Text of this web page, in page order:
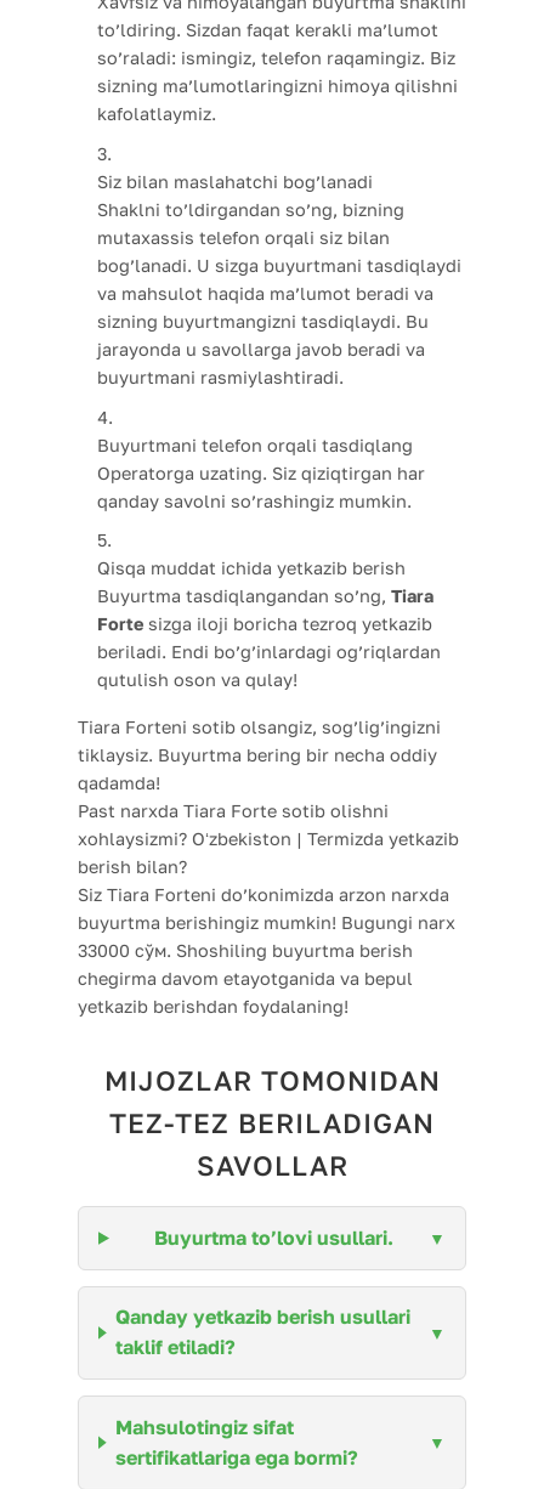
to’ldiring. Sizdan faqat kerakli ma’lumot
so’raladi: ismingiz, telefon raqamingiz. Biz
sizning ma’lumotlaringizni himoya qilishni
kafolatlaymiz.
Siz bilan maslahatchi bog’lanadi
Shaklni to’ldirgandan so’ng, bizning
mutaxassis telefon orqali siz bilan
bog’lanadi. U sizga buyurtmani tasdiqlaydi
va mahsulot haqida ma’lumot beradi va
sizning buyurtmangizni tasdiqlaydi. Bu
jarayonda u savollarga javob beradi va
buyurtmani rasmiylashtiradi.
Buyurtmani telefon orqali tasdiqlang
Operatorga uzating. Siz qiziqtirgan har
qanday savolni so’rashingiz mumkin.
Qisqa muddat ichida yetkazib berish
Buyurtma tasdiqlangandan so’ng, Tiara
Forte sizga iloji boricha tezroq yetkazib
beriladi. Endi bo’g’inlardagi og’riqlardan
qutulish oson va qulay!
Tiara Forteni sotib olsangiz, sog’lig’ingizni
tiklaysiz. Buyurtma bering bir necha oddiy
qadamda!
Past narxda Tiara Forte sotib olishni
xohlaysizmi? Oʻzbekiston | Termizda yetkazib
berish bilan?
Siz Tiara Forteni do’konimizda arzon narxda
buyurtma berishingiz mumkin! Bugungi narx
33000 сўм. Shoshiling buyurtma berish
chegirma davom etayotganida va bepul
yetkazib berishdan foydalaning!
MIJOZLAR TOMONIDAN
TEZ-TEZ BERILADIGAN
SAVOLLAR
Buyurtma to’lovi usullari.
Qanday yetkazib berish usullari
taklif etiladi?
Mahsulotingiz sifat
sertifikatlariga ega bormi?